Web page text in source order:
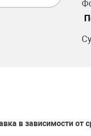
в зависимости от